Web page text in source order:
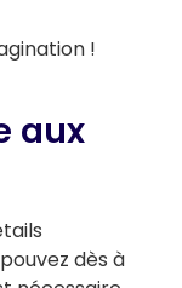
!
aux
dès à